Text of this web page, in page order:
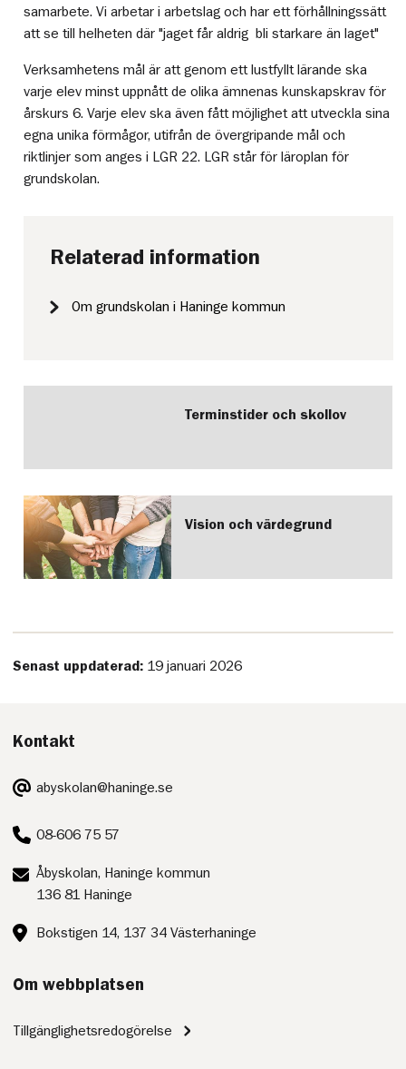
samarbete. Vi arbetar i arbetslag och har ett förhållningssätt
att se till helheten där "jaget får aldrig bli starkare än laget"
Verksamhetens mål är att genom ett lustfyllt lärande ska
varje elev minst uppnått de olika ämnenas kunskapskrav för
årskurs 6. Varje elev ska även fått möjlighet att utveckla sina
egna unika förmågor, utifrån de övergripande mål och
riktlinjer som anges i LGR 22. LGR står för läroplan för
grundskolan.
Relaterad information
Om grundskolan i Haninge kommun
Terminstider och skollov
Vision och värdegrund
Senast uppdaterad: 19 januari 2026
Kontakt
E-
post:
abyskolan@haninge.se
Telefon:
08-606 75 57
Postadress:
Åbyskolan, Haninge kommun
136 81 Haninge
Besöksadress:
Bokstigen 14, 137 34 Västerhaninge
Om webbplatsen
Tillgänglighetsredogörelse